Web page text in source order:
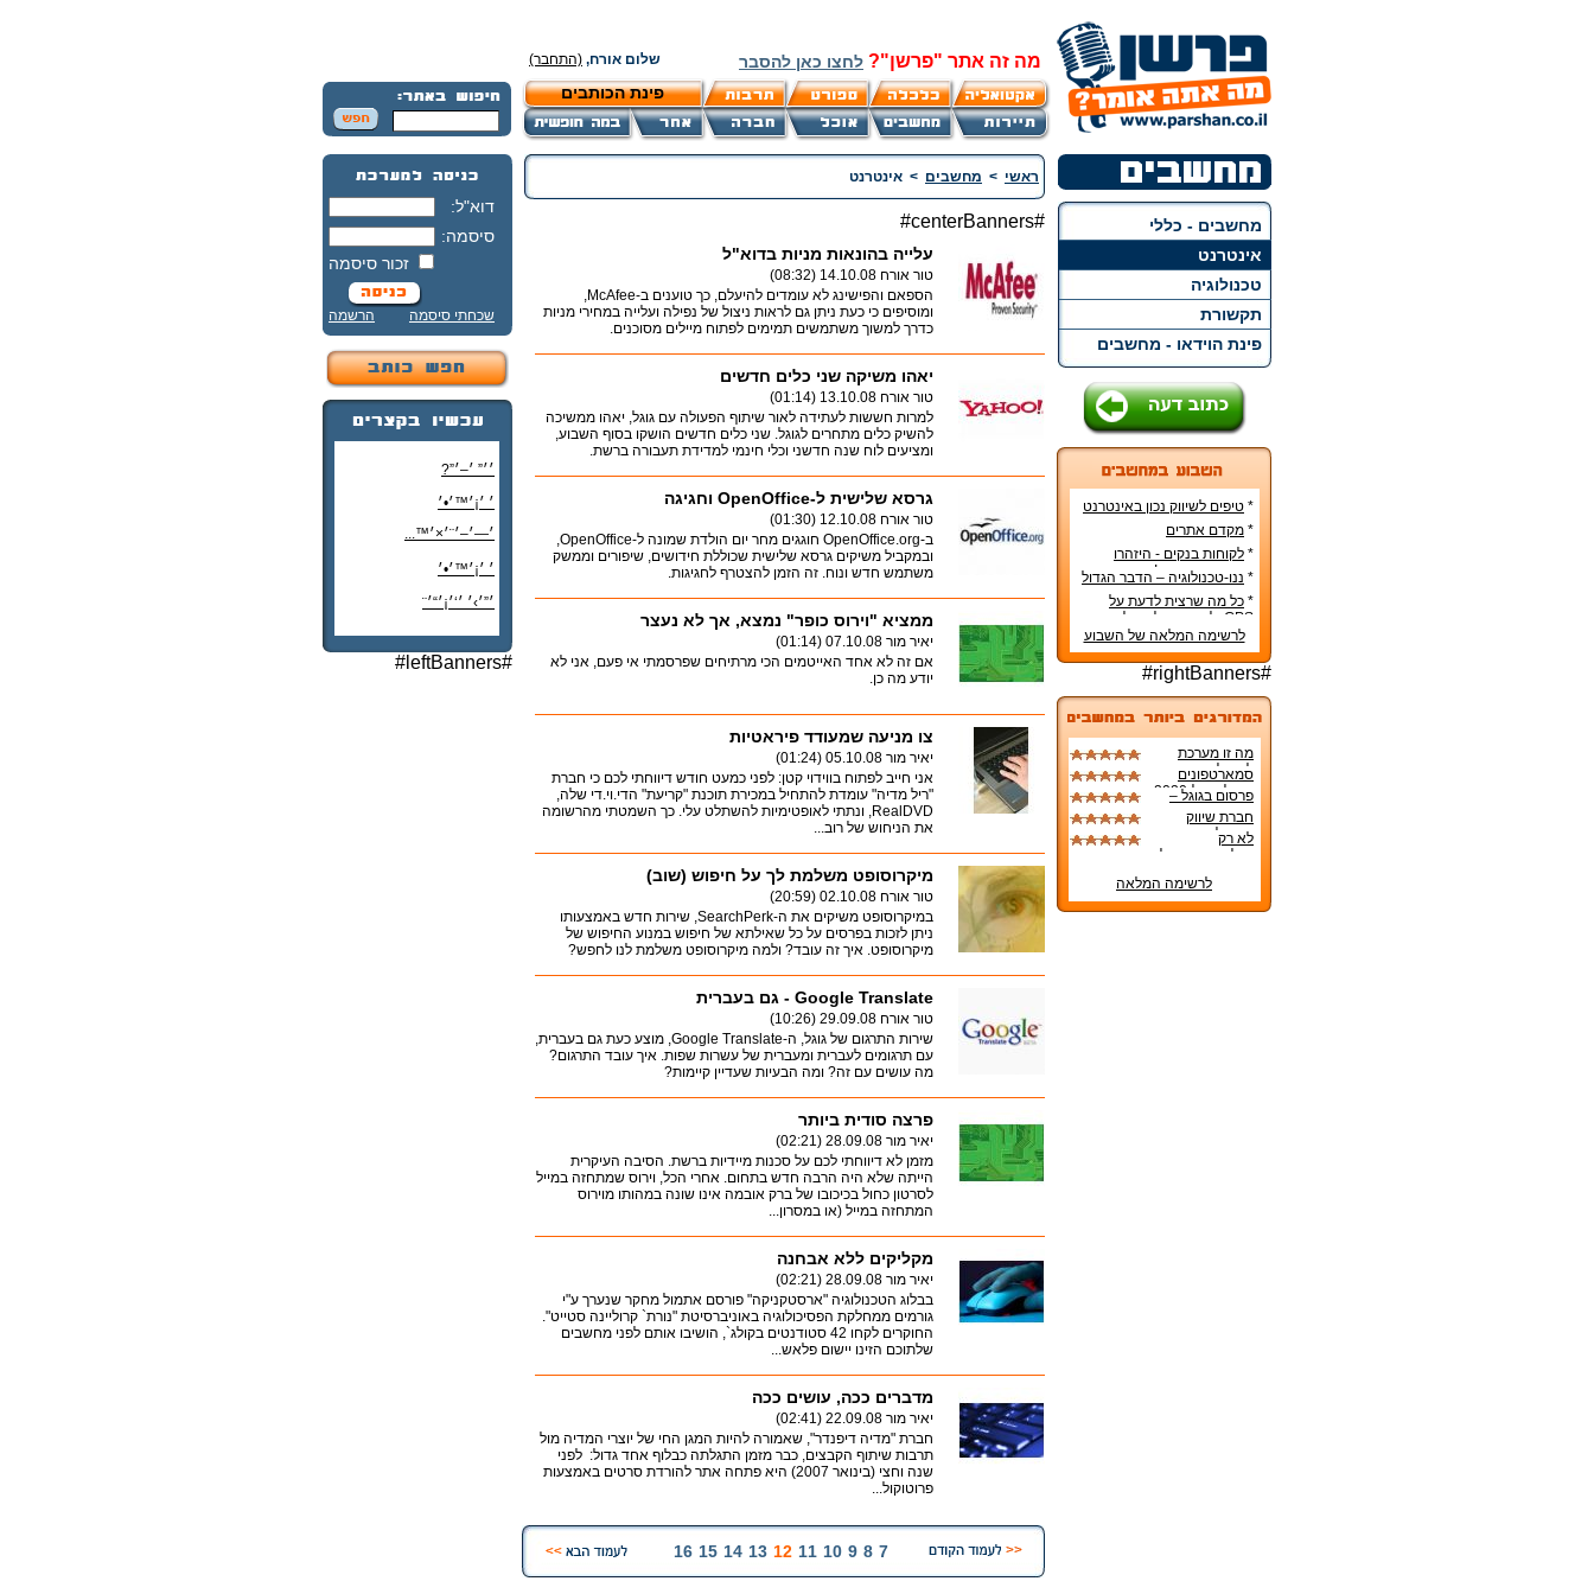
מה זה אתר "פרשן"? לחצו כאן להסבר שלום אורח, (התחבר)
פינת הכותבים
מחשבים - כללי
אינטרנט
טכנולוגיה
תקשורת
פינת הוידאו - מחשבים
* טיפים לשיווק נכון באינטרנט
* מקדם אתרים
* לקוחות בנקים - היזהרו
מניסיונות פישינג!
* ננו-טכנולוגיה – הדבר הגדול
הבא
* כל מה שרצית לדעת על
GPS ולא העזת לשאול
לרשימה המלאה של השבוע
#rightBanners#
מה זו מערכת
לניהול קמפיינים
מבוססת BI
סמארטפונים
מומלצים ל-2020
- הרשימה הטובה
ביותר!
פרסום בגוגל –
יתרונות הפרסום
בגוגל
חברת שיווק
דיגיטלי
לא רק
גוגל-פייסבוק: כל
באפיקי שיווק
עצמאיים
לרשימה המלאה
ראשי > מחשבים > אינטרנט
#centerBanners#
עלייה בהונאות מניות בדוא"ל
טור אורח 14.10.08 (08:32)
הספאם והפישינג לא עומדים להיעלם, כך טוענים ב-McAfee,
ומוסיפים כי כעת ניתן גם לראות ניצול של נפילה ועלייה במחירי מניות
כדרך למשוך משתמשים תמימים לפתוח מיילים מסוכנים.
יאהו משיקה שני כלים חדשים
טור אורח 13.10.08 (01:14)
למרות חששות לעתידה לאור שיתוף הפעולה עם גוגל, יאהו ממשיכה
להשיק כלים מתחרים לגוגל. שני כלים חדשים הושקו בסוף השבוע,
ומציעים לוח שנה חדשני וכלי חינמי למדידת תעבורה ברשת.
גרסא שלישית ל-OpenOffice וחגיגה
טור אורח 12.10.08 (01:30)
ב-OpenOffice.org חוגגים מחר יום הולדת שמונה ל-OpenOffice,
ובמקביל משיקים גרסא שלישית שכוללת חידושים, שיפורים וממשק
משתמש חדש ונוח. זה הזמן להצטרף לחגיגות.
ממציא "וירוס כופר" נמצא, אך לא נעצר
יאיר מור 07.10.08 (01:14)
אם זה לא אחד האייטמים הכי מרתיחים שפרסמתי אי פעם, אני לא
יודע מה כן.
צו מניעה שמעודד פיראטיות
יאיר מור 05.10.08 (01:24)
אני חייב לפתוח בווידוי קטן: לפני כמעט חודש דיווחתי לכם כי חברת
"ריל מדיה" עומדת להתחיל במכירת תוכנת "קריעת" הדי.וי.די שלה,
RealDVD, ונתתי לאופטימיות להשתלט עלי. כך השמטתי מהרשומה
את הניחוש של רוב...
מיקרוסופט משלמת לך על חיפוש (שוב)
טור אורח 02.10.08 (20:59)
במיקרוסופט משיקים את ה-SearchPerk, שירות חדש באמצעותו
ניתן לזכות בפרסים על כל שאילתא של חיפוש במנוע החיפוש של
מיקרוסופט. איך זה עובד? ולמה מיקרוסופט משלמת לנו לחפש?
Google Translate - גם בעברית
טור אורח 29.09.08 (10:26)
שירות התרגום של גוגל, ה-Google Translate, מוצע כעת גם בעברית,
עם תרגומים לעברית ומעברית של עשרות שפות. איך עובד התרגום?
מה עושים עם זה? ומה הבעיות שעדיין קיימות?
פרצה סודית ביותר
יאיר מור 28.09.08 (02:21)
מזמן לא דיווחתי לכם על סכנות מיידיות ברשת. הסיבה העיקרית
הייתה שלא היה הרבה חדש בתחום. אחרי הכל, וירוס שמתחזה במייל
לסרטון כחול בכיכובו של ברק אובמה אינו שונה במהותו מוירוס
המתחזה במייל (או במסרון...
מקליקים ללא אבחנה
יאיר מור 28.09.08 (02:21)
בבלוג הטכנולוגיה "ארסטקניקה" פורסם אתמול מחקר שנערך ע"י
גורמים ממחלקת הפסיכולוגיה באוניברסיטת "נורת` קרוליינה סטייט".
החוקרים לקחו 42 סטודנטים בקולג`, הושיבו אותם לפני מחשבים
שלתוכם הזינו יישום פלאש...
מדברים ככה, עושים ככה
יאיר מור 22.09.08 (02:41)
חברת "מדיה דיפנדר", שאמורה להיות המגן החי של יוצרי המדיה מול
תרבות שיתוף הקבצים, כבר מזמן התגלתה כבלוף אחד גדול: לפני
שנה וחצי (בינואר 2007) היא פתחה אתר להורדת סרטים באמצעות
פרוטוקול...
7
8
9
10
11
12
13
14
15
16
דוא"ל:
סיסמה:
זכור סיסמה
שכחתי סיסמה הרשמה
׳׳” ׳–׳”?
׳ ׳¡׳™׳•׳
׳—׳–׳¨׳×׳™...
׳ ׳¡׳™׳•׳
׳”׳›׳ ׳‘׳¡׳“׳¨
#leftBanners#